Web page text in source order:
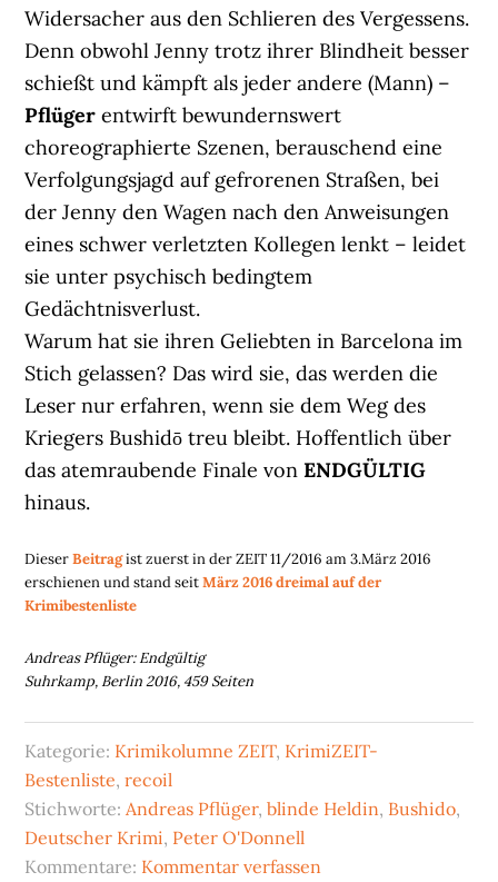
Widersacher aus den Schlieren des Vergessens.
Denn obwohl Jenny trotz ihrer Blindheit besser
schießt und kämpft als jeder andere (Mann) –
Pflüger entwirft bewundernswert
choreographierte Szenen, berauschend eine
Verfolgungsjagd auf gefrorenen Straßen, bei
der Jenny den Wagen nach den Anweisungen
eines schwer verletzten Kollegen lenkt – leidet
sie unter psychisch bedingtem
Gedächtnisverlust.
Warum hat sie ihren Geliebten in Barcelona im
Stich gelassen? Das wird sie, das werden die
Leser nur erfahren, wenn sie dem Weg des
Kriegers Bushidō treu bleibt. Hoffentlich über
das atemraubende Finale vonENDGÜLTIG
hinaus.
DieserBeitragist zuerst in der ZEIT 11/2016 am 3.März 2016
erschienen und stand seitMärz 2016 dreimal auf der
Krimibestenliste
Andreas Pflüger: Endgültig
Suhrkamp, Berlin 2016, 459 Seiten
Kategorie: Krimikolumne ZEIT, KrimiZEIT-
Bestenliste,recoil
Stichworte: Andreas Pflüger,blinde Heldin, Bushido,
Deutscher Krimi, Peter O'Donnell
Kommentare: Kommentar verfassen